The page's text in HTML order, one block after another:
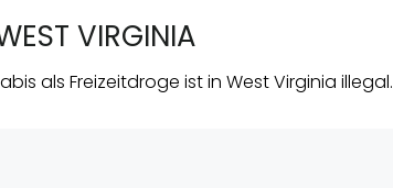
VIRGINIA
als Freizeitdroge ist in West Virginia illegal.